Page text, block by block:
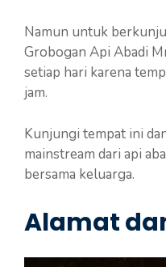
Namun untuk
Grobogan Api Abadi
setiap hari karena
jam.
Kunjungi tempat ini
mainstream dari api
bersama keluarga.
Alamat